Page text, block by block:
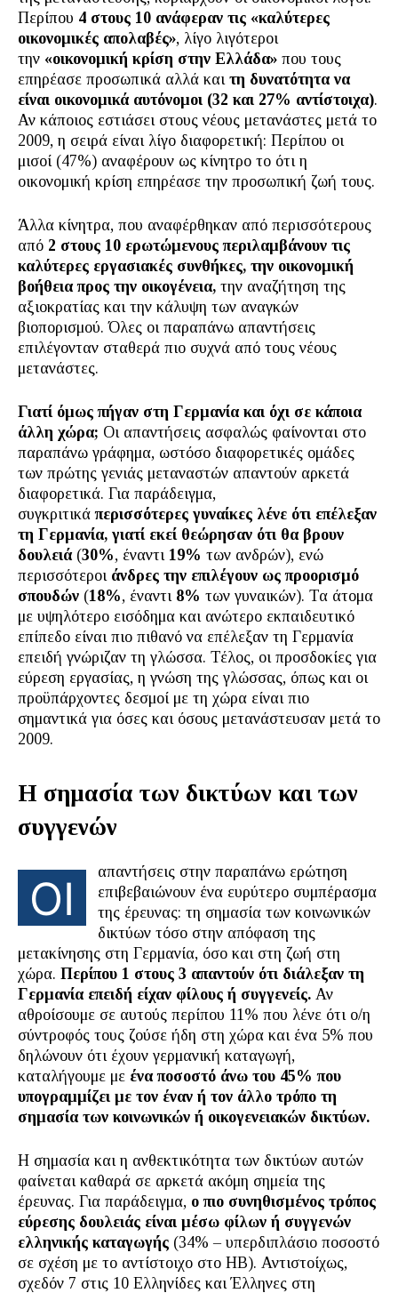
Περίπου 4 στους 10 ανάφεραν τις «καλύτερες
οικονομικές απολαβές», λίγο λιγότεροι
την «οικονομική κρίση στην Ελλάδα» που τους
επηρέασε προσωπικά αλλά και τη δυνατότητα να
είναι οικονομικά αυτόνομοι (32 και 27% αντίστοιχα).
Αν κάποιος εστιάσει στους νέους μετανάστες μετά το
2009, η σειρά είναι λίγο διαφορετική: Περίπου οι
μισοί (47%) αναφέρουν ως κίνητρο το ότι η
οικονομική κρίση επηρέασε την προσωπική ζωή τους.
Άλλα κίνητρα, που αναφέρθηκαν από περισσότερους
από 2 στους 10 ερωτώμενους περιλαμβάνουν τις
καλύτερες εργασιακές συνθήκες, την οικονομική
βοήθεια προς την οικογένεια, την αναζήτηση της
αξιοκρατίας και την κάλυψη των αναγκών
βιοπορισμού. Όλες οι παραπάνω απαντήσεις
επιλέγονταν σταθερά πιο συχνά από τους νέους
μετανάστες.
Γιατί όμως πήγαν στη Γερμανία και όχι σε κάποια
άλλη χώρα; Οι απαντήσεις ασφαλώς φαίνονται στο
παραπάνω γράφημα, ωστόσο διαφορετικές ομάδες
των πρώτης γενιάς μεταναστών απαντούν αρκετά
διαφορετικά. Για παράδειγμα,
συγκριτικάπερισσότερες γυναίκες λένε ότι επέλεξαν
τη Γερμανία, γιατί εκεί θεώρησαν ότι θα βρουν
δουλειά(30%, έναντι 19% των ανδρών), ενώ
περισσότεροι άνδρες την επιλέγουν ως προορισμό
σπουδών (18%, έναντι 8% των γυναικών). Τα άτομα
με υψηλότερο εισόδημα και ανώτερο εκπαιδευτικό
επίπεδο είναι πιο πιθανό να επέλεξαν τη Γερμανία
επειδή γνώριζαν τη γλώσσα. Τέλος, οι προσδοκίες για
εύρεση εργασίας, η γνώση της γλώσσας, όπως και οι
προϋπάρχοντες δεσμοί με τη χώρα είναι πιο
σημαντικά για όσες και όσους μετανάστευσαν μετά το
2009.
Η σημασία των δικτύων και των
συγγενών
ΟΙ
απαντήσεις στην παραπάνω ερώτηση
επιβεβαιώνουν ένα ευρύτερο συμπέρασμα
της έρευνας: τη σημασία των κοινωνικών
δικτύων τόσο στην απόφαση της
μετακίνησης στη Γερμανία, όσο και στη ζωή στη
χώρα. Περίπου 1 στους 3 απαντούν ότι διάλεξαν τη
Γερμανία επειδή είχαν φίλους ή συγγενείς. Αν
αθροίσουμε σε αυτούς περίπου 11% που λένε ότι ο/η
σύντροφός τους ζούσε ήδη στη χώρα και ένα 5% που
δηλώνουν ότι έχουν γερμανική καταγωγή,
καταλήγουμε με ένα ποσοστό άνω του 45% που
υπογραμμίζει με τον έναν ή τον άλλο τρόπο τη
σημασία των κοινωνικών ή οικογενειακών δικτύων.
Η σημασία και η ανθεκτικότητα των δικτύων αυτών
φαίνεται καθαρά σε αρκετά ακόμη σημεία της
έρευνας. Για παράδειγμα, ο πιο συνηθισμένος τρόπος
εύρεσης δουλειάς είναι μέσω φίλων ή συγγενών
ελληνικής καταγωγής (34% – υπερδιπλάσιο ποσοστό
σε σχέση με το αντίστοιχο στο ΗΒ). Αντιστοίχως,
σχεδόν 7 στις 10 Ελληνίδες και Έλληνες στη